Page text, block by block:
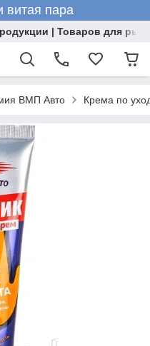
витая пара
| Товаров для
ВМП Авто Крема по